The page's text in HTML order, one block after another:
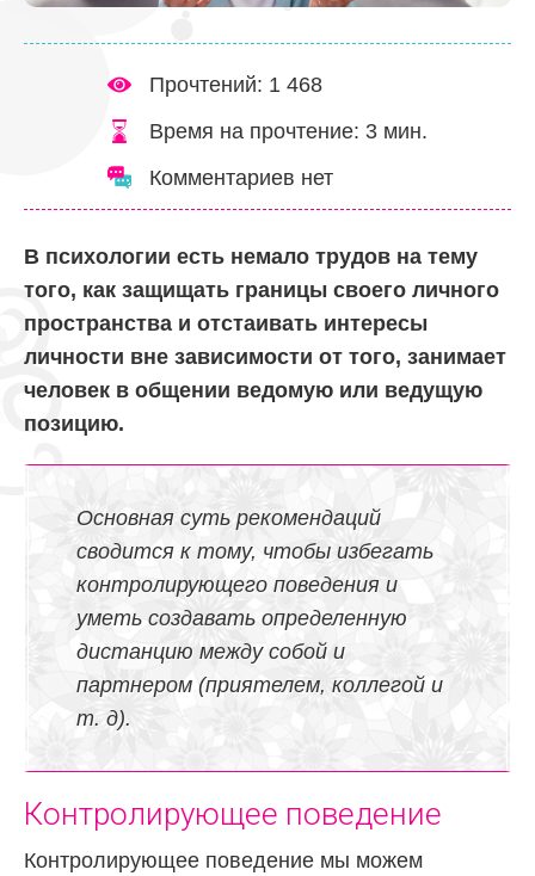
Прочтений: 1 468
Время на прочтение: 3 мин.
Комментариев нет
В психологии есть немало трудов на тему
того, как защищать границы своего личного
пространства и отстаивать интересы
личности вне зависимости от того, занимает
человек в общении ведомую или ведущую
позицию.
Основная суть рекомендаций
сводится к тому, чтобы избегать
контролирующего поведения и
уметь создавать определенную
дистанцию между собой и
партнером (приятелем, коллегой и
т. д).
Контролирующее поведение
Контролирующее поведение мы можем